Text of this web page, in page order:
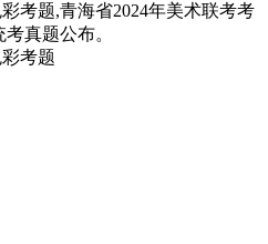
考题,青海省2024年美术联考考
真题公布。